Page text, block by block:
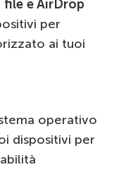
e AirDrop
per
ai tuoi
operativo
dispositivi per